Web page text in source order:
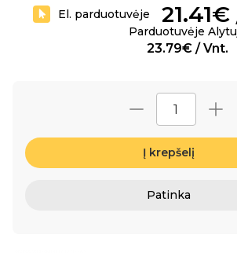
El. parduotuvėje
Parduotuvėje
23.79€ / Vnt.
Į krepšelį
Patinka